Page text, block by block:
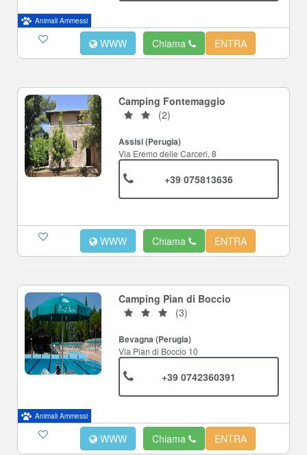
Animali Ammessi
WWW Chiama ENTRA
Camping Fontemaggio
(2)
Assisi (Perugia)
Via Eremo delle Carceri, 8
+39 075813636
WWW Chiama ENTRA
Animali Ammessi
Camping Pian di Boccio
(3)
Bevagna (Perugia)
Via Pian di Boccio 10
+39 0742360391
WWW Chiama ENTRA